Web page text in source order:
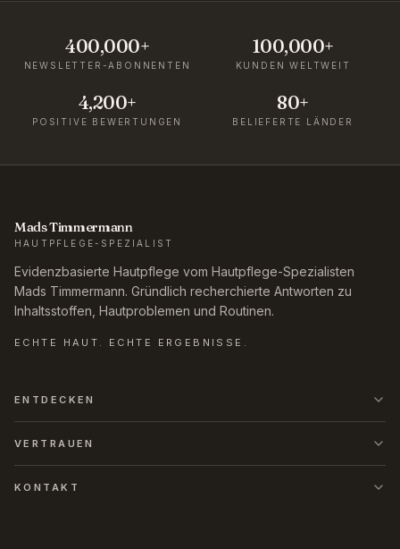
400,000+
NEWSLETTER-ABONNENTEN
100,000+
KUNDEN WELTWEIT
4,200+
POSITIVE BEWERTUNGEN
80+
BELIEFERTE LÄNDER
Mads Timmermann
HAUTPFLEGE-SPEZIALIST
Evidenzbasierte Hautpflege vom Hautpflege-Spezialisten
Mads Timmermann. Gründlich recherchierte Antworten zu
Inhaltsstoffen, Hautproblemen und Routinen.
ECHTE HAUT. ECHTE ERGEBNISSE.
ENTDECKEN
VERTRAUEN
KONTAKT